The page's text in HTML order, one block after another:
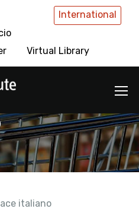
International
Virtual Library
italiano